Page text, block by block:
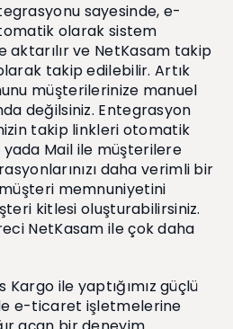
sayesinde, e-
olarak sistem
aktarılır ve NetKasam takip
takip edilebilir. Artık
müşterilerinize manuel
değilsiniz. Entegrasyon
takip linkleri otomatik
Mail ile müşterilere
daha verimli bir
memnuniyetini
kitlesi oluşturabilirsiniz.
NetKasam ile çok daha
ile yaptığımız güçlü
e-ticaret işletmelerine